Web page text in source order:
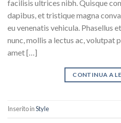
facilisis ultrices nibh. Quisque
dapibus, et tristique magna
eu venenatis vehicula. Phasellus
nunc, mollis a lectus ac, volutpat
amet […]
CONTINUA A
Inserito inStyle